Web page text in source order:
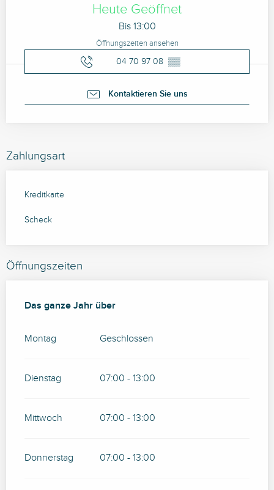
Heute Geöffnet
Bis 13:00
Öffnungszeiten ansehen
04 70 97 08 ▒▒
Kontaktieren Sie uns
Zahlungsart
Kreditkarte
Scheck
Öffnungszeiten
Das ganze Jahr über
Das ganze Jahr über
Montag Geschlossen
Dienstag 07:00 - 13:00
Mittwoch 07:00 - 13:00
Donnerstag 07:00 - 13:00